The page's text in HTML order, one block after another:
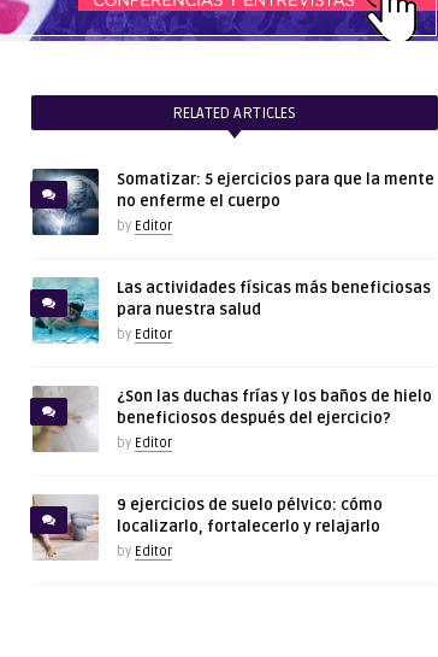
RELATED ARTICLES
Somatizar: 5 ejercicios para que la mente
no enferme el cuerpo
by Editor
Las actividades físicas más beneficiosas
para nuestra salud
by Editor
¿Son las duchas frías y los baños de hielo
beneficiosos después del ejercicio?
by Editor
9 ejercicios de suelo pélvico: cómo
localizarlo, fortalecerlo y relajarlo
by Editor